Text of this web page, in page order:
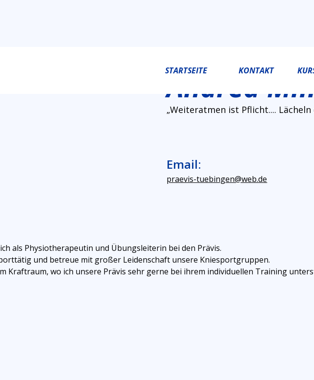
STARTSEITE KONTAKT
Andrea
„Weiteratmen ist Pflicht.... Lächeln
Email:
praevis-tuebingen@web.de
als Physiotherapeutin und Übungsleiterin bei den Prävis.
und betreue mit großer Leidenschaft unsere Kniesportgruppen.
Kraftraum, wo ich unsere Prävis sehr gerne bei ihrem individuellen Training